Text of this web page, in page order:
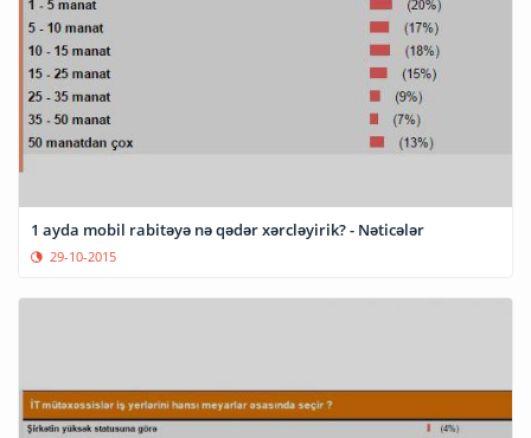
1 ayda mobil rabitəyə nə qədər xərcləyirik? - Nəticələr
29-10-2015